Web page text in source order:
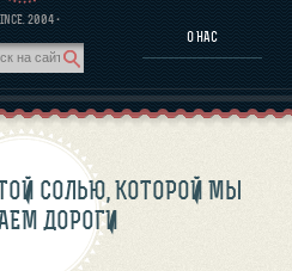
2004 ·
О НАС
И АНАЛИТИКА
СОЛЬЮ, КОТОРОЙ МЫ
ДОРОГИ